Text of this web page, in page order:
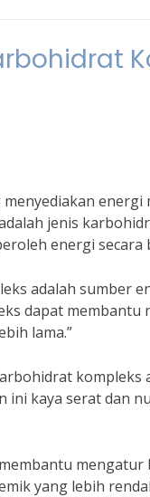
energi
jenis
energi secara
adalah sumber
dapat membantu
lama.”
kompleks
ini kaya serat dan
mengatur
yang lebih